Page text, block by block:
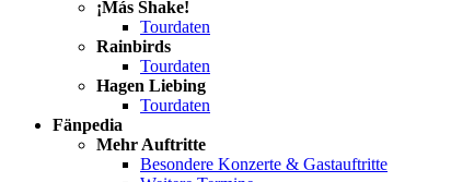
¡Más Shake!
Tourdaten
Rainbirds
Tourdaten
Hagen Liebing
Tourdaten
Fänpedia
Mehr Auftritte
Besondere Konzerte & Gastauftritte